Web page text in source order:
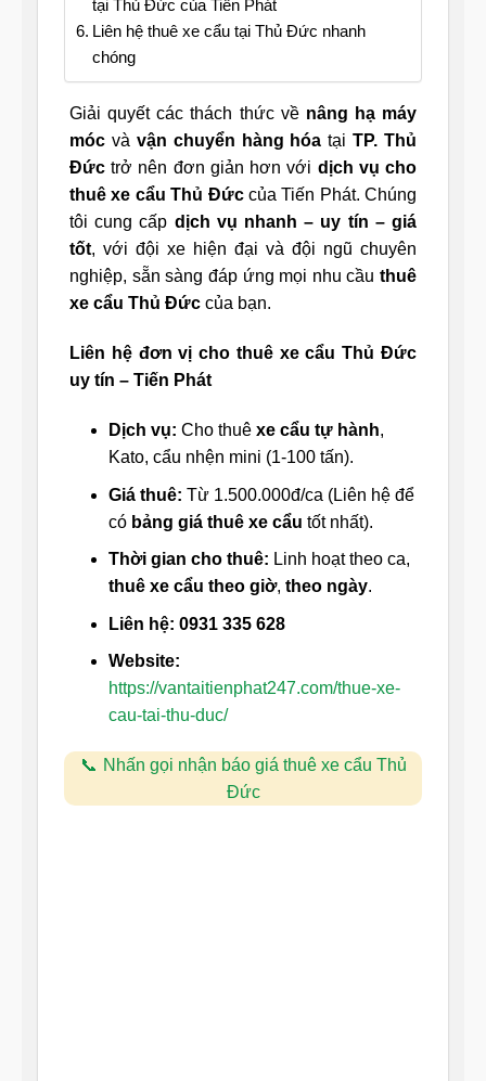
tại Thủ Đức của Tiến Phát
Liên hệ thuê xe cẩu tại Thủ Đức nhanh
chóng
Giải quyết các thách thức về nâng hạ máy
móc và vận chuyển hàng hóa tạiTP. Thủ
Đức trở nên đơn giản hơn với dịch vụ cho
thuê xe cẩu Thủ Đứccủa Tiến Phát. Chúng
tôi cung cấp dịch vụ nhanh – uy tín – giá
tốt, với đội xe hiện đại và đội ngũ chuyên
nghiệp, sẵn sàng đáp ứng mọi nhu cầu thuê
xe cẩu Thủ Đức của bạn.
Liên hệ đơn vị cho thuê xe cẩu Thủ Đức
uy tín – Tiến Phát
Dịch vụ: Cho thuê xe cẩu tự hành,
Kato, cẩu nhện mini (1-100 tấn).
Giá thuê: Từ 1.500.000đ/ca (Liên hệ để
có bảng giá thuê xe cẩu tốt nhất).
Thời gian cho thuê: Linh hoạt theo ca,
thuê xe cẩu theo giờ, theo ngày.
Liên hệ: 0931 335 628
Website:
https://vantaitienphat247.com/thue-xe-
cau-tai-thu-duc/
Nhấn gọi nhận báo giá thuê xe cẩu Thủ
Đức